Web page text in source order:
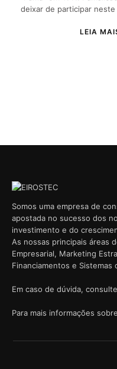
deixar de participar
Somos uma empresa de
apostada no sucesso dos
investimento e do
As nossas principais áreas
Empresarial, Marketing
Financiamentos e Sistemas
Em caso de dúvida,
Para mais informações